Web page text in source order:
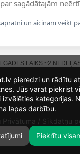
LAIKS ~2
sagādātajām
un aicinām veikt
8 0
MIN.
pieredzi un rādītu
Jūs varat piekrist
izvēlēties kategorijas.
lapas darbību.
Privātuma / Sīkdatņu
Piekrītu